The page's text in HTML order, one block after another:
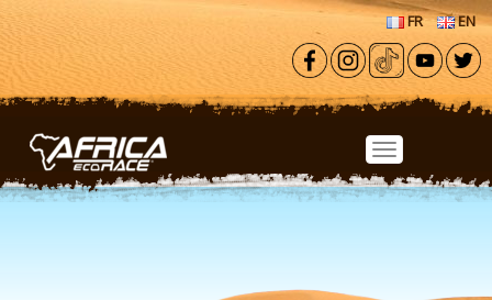
Aller au contenu principal
FR EN